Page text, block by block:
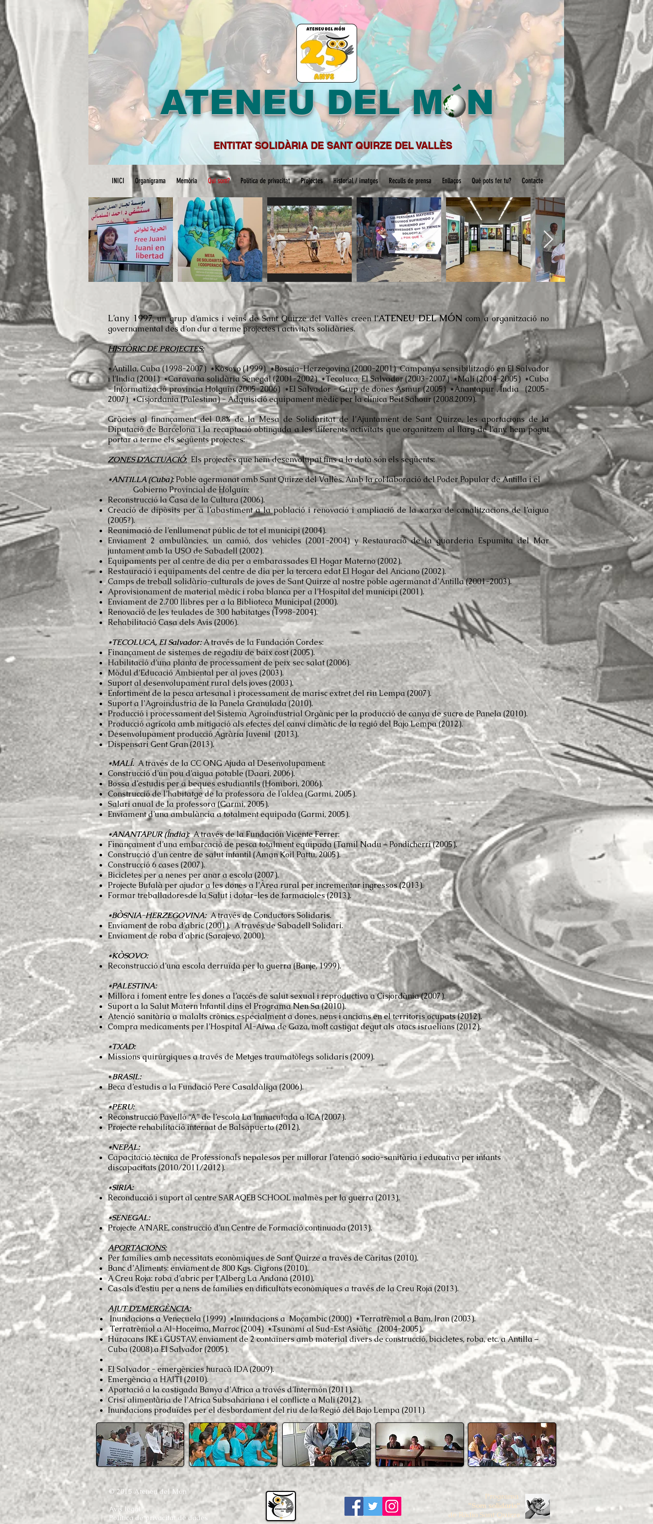
ATENEU DEL M N
´
ENTITAT SOLIDÀRIA DE SANT QUIRZE DEL VALLÈS
INICI Organigrama Memòria Qui som? Política de privacitat Projectes Historial / imatges Reculls de prensa Enllaços Qué pots fer tu? Contacte
L’any 1997, un grup d’amics i veïns de Sant Quirze del Vallès creen l’ATENEU DEL MÓN com a organització no
governamental des d’on dur a terme projectes i activitats solidàries.
HISTÒRIC DE PROJECTES:
*Antilla, Cuba (1998-2007) *Kòsovo (1999) *Bòsnia-Herzegovina (2000-2001) Campanya sensibilització en El Salvador
i l'India (2001) *Caravana solidària Senegal (2001-2002) *Tecoluca, El Salvador (2003-2007) *Malí (2004-2005) *Cuba
- Informatizació provincia Holguín (2005-2006) *El Salvador - Grup de dones Asmur (2005) *Anantapur , Índia (2005-
2007) *Cisjordania (Palestina) - Adquisició equipament mèdic per la clínica Beit Sahour(2008.2009).
Gràcies al finançament del 0,8% de la Mesa de Solidaritat de l’Ajuntament de Sant Quirze, les aportacions de la
Diputació de Barcelona i la recaptació obtinguda a les diferents activitats que organitzem al llarg de l’any, hem pogut
portar a terme els següents projectes:
ZONES D’ACTUACIÓ:Els projectes que hem desenvolupat fins a la data són els següents:
*ANTILLA (Cuba):Poble agermanat amb Sant Quirze del Vallès. Amb la col·laboració del Poder Popular de Antilla i el
Gobierno Provincial de Holguín:
Reconstrucció la Casa de la Cultura (2006).
Creació de dipòsits per a l’abastiment a la població i renovació i ampliació de la xarxa de canalitzacions de l’aigua
(2005?).
Reanimació de l’enllumenat públic de tot el municipi (2004).
Enviament 2 ambulàncies, un camió, dos vehicles (2001-2004) y Restauració de la guarderia Espumita del Mar
juntament amb la USO de Sabadell (2002).
Equipaments per al centre de dia per a embarassades El Hogar Materno (2002).
Restauració i equipaments del centre de dia per la tercera edat El Hogar del Anciano (2002).
Camps de treball solidàrio-culturals de joves de Sant Quirze al nostre poble agermanat d’Antilla (2001-2003).
Aprovisionament de material mèdic i roba blanca per a l’Hospital del municipi (2001).
Enviament de 2.700 llibres per a la Biblioteca Municipal (2000).
Renovació de les teulades de 300 habitatges (1998-2004).
Rehabilitació Casa dels Avis (2006).
*TECOLUCA, El Salvador:A través de la Fundación Cordes:
Finançament de sistemes de regadiu de baix cost (2005).
Habilitació d’una planta de processament de peix sec salat (2006).
Mòdul d’Educació Ambiental per al joves (2003).
Suport al desenvolupament rural dels joves (2003).
Enfortiment de la pesca artesanal i processament de marisc extret del riu Lempa (2007).
Suport a l’Agroindustria de la Panela Granulada (2010).
Producció i processament del Sistema Agroindustrial Orgànic per la producció de canya de sucre de Panela (2010).
Producció agrícola amb mitigació als efectes del canvi climàtic de la regió del Bajo Lempa (2012).
Desenvolupament producció Agrària Juvenil (2013).
Dispensari Gent Gran (2013).
*MALÍ. A través de la CC ONG Ajuda al Desenvolupament:
Construcció d’un pou d’aigua potable (Daari, 2006).
Bossa d’estudis per a beques estudiantils (Hombori, 2006).
Construcció de l’habitatge de la professora de l’aldea (Garmi, 2005).
Salari anual de la professora (Garmi, 2005).
Enviament d’una ambulància a totalment equipada (Garmi, 2005).
*ANANTAPUR (Índia):A través de la Fundación Vicente Ferrer:
Finançament d’una embarcació de pesca totalment equipada(Tamil Nadu – Pondicherri (2005).
Construcció d’un centre de salut infantil (Aman Koil Pattu, 2005).
Construcció 6 cases (2007).
Bicicletes per a nenes per anar a escola (2007).
Projecte Bufalà per ajudar a les dones a l’Àrea rural per incrementar ingressos (2013).
Formar treballadoresde la Salut i dotar-les de farmacioles (2013).
*BÒSNIA-HERZEGOVINA:A través de Conductors Solidaris.
Enviament de roba d’abric (2001). A través de Sabadell Solidari.
Enviament de roba d’abric (Sarajevo, 2000).
*KÒSOVO:
Reconstrucció d’una escola derruïda per la guerra (Banje, 1999).
*PALESTINA:
Millora i foment entre les dones a l’accés de salut sexual i reproductiva a Cisjordània (2007).
Suport a la Salut Matern Infantil dins el Programa Nen Sa (2010).
Atenció sanitària a malalts crònics especialment a dones, nens i ancians en el territoris ocupats (2012).
Compra medicaments per l’Hospital Al-Aiwa de Gaza, molt castigat degut als atacs israelians (2012).
*TXAD:
Missions quirúrgiques a través de Metges traumatòlegs solidaris (2009).
*BRASIL:
Beca d’estudis a la Fundació Pere Casaldàliga (2006).
*PERU:
Reconstrucció Pavelló “A” de l’escola La Inmaculada a ICA (2007).
Projecte rehabilitació internat de Balsapuerto (2012).
*NEPAL:
Capacitació tècnica de Professionals nepalesos per millorar l’atenció socio-sanitària i educativa per infants
discapacitats (2010/2011/2012).
*SIRIA:
Reconducció i suport al centre SARAQEB SCHOOL malmès per la guerra (2013).
*SENEGAL:
Projecte A’NARE, construcció d’un Centre de Formació continuada (2013).
APORTACIONS:
Per famílies amb necessitats econòmiques de Sant Quirze a través de Càritas (2010).
Banc d’Aliments: enviament de 800 Kgs. Cigrons (2010).
A Creu Roja: roba d’abric per l’Alberg La Andana (2010).
Casals d’estiu per a nens de famílies en dificultats econòmiques a través de la Creu Roja (2013).
AJUT D’EMERGÈNCIA:
Inundacions a Veneçuela (1999) *Inundacions a Moçambic (2000) *Terratrèmol a Bam, Iran (2003).
Terratrèmol a Al-Hoceima, Marroc (2004) *Tsunami al Sud-Est Asiàtic (2004-2005).
Huracans IKE i GUSTAV, enviament de 2 containers amb material divers de construcció, bicicletes, roba, etc. a Antilla –
Cuba (2008).a El Salvador (2005).
El Salvador - emergències huracà IDA(2009).
Emergència a HAITI (2010).
Aportació a la castigada Banya d’Africa a través d’Intermón (2011).
Crisi alimentària de l’Africa Subsahariana i el conflicte a Mali (2012).
Inundacions produïdes per el desbordament del riu de la Regió del Bajo Lempa (2011).
© 2015 Ateneu del Món
Avís legal
Política de privacitat de dades
Programa
"Som solidaris"
de Ràdio Sant Quirze